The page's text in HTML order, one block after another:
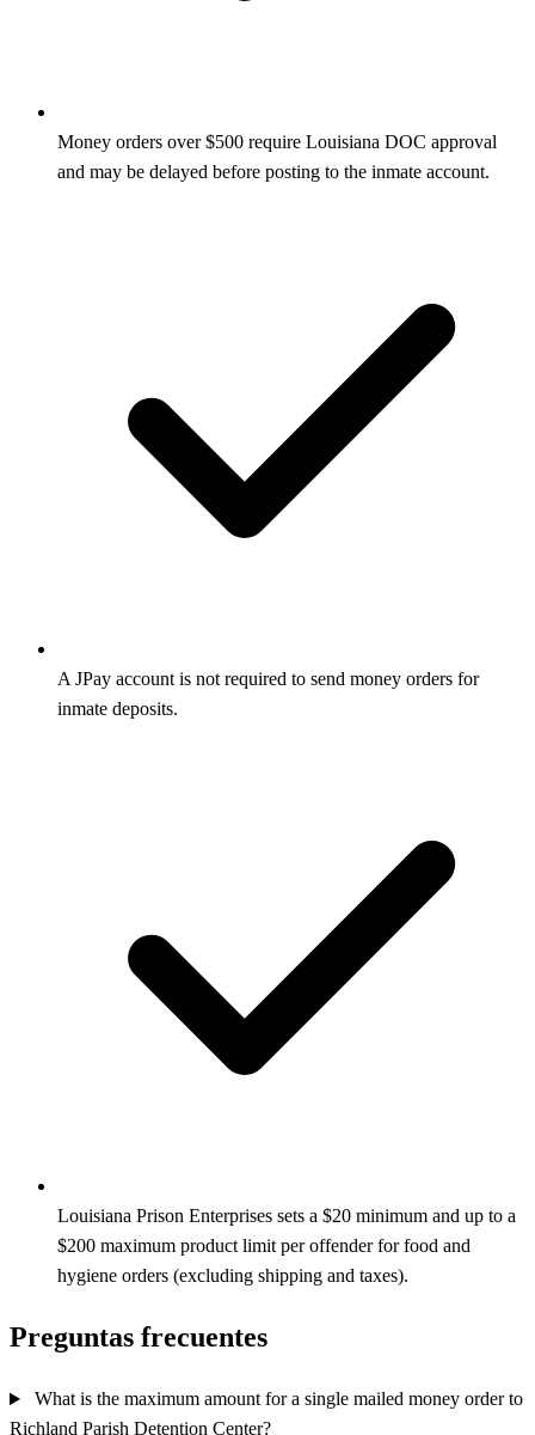
Money orders over $500 require Louisiana DOC approval
and may be delayed before posting to the inmate account.
A JPay account is not required to send money orders for
inmate deposits.
Louisiana Prison Enterprises sets a $20 minimum and up to a
$200 maximum product limit per offender for food and
hygiene orders (excluding shipping and taxes).
Preguntas frecuentes
What is the maximum amount for a single mailed money order to
Richland Parish Detention Center?